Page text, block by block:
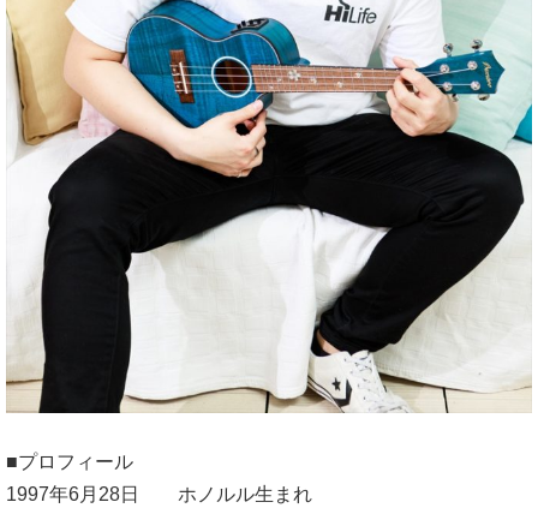
■プロフィール
1997年6月28日 ホノルル生まれ